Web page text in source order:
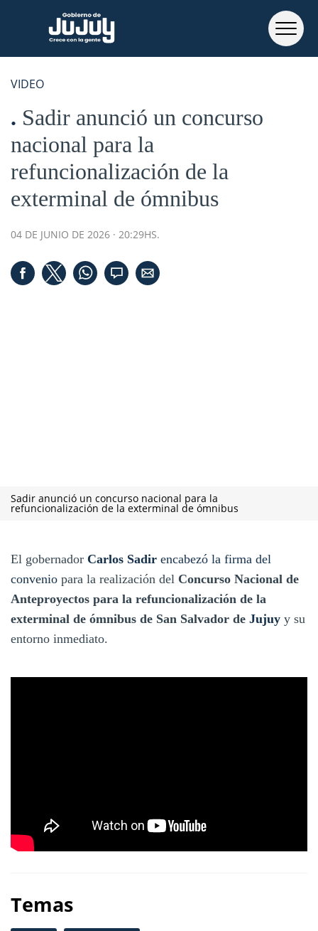
VIDEO
Sadir anunció un concurso
nacional para la
refuncionalización de la
exterminal de ómnibus
04 DE JUNIO DE 2026 · 20:29HS.
Sadir anunció un concurso nacional para la
refuncionalización de la exterminal de ómnibus
El gobernador Carlos Sadir encabezó la firma del
convenio para la realización del Concurso Nacional de
Anteproyectos para la refuncionalización de la
exterminal de ómnibus de San Salvador de Jujuy y su
entorno inmediato.
Temas